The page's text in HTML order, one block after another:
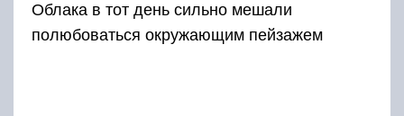
Облака в тот день сильно мешали
полюбоваться окружающим пейзажем